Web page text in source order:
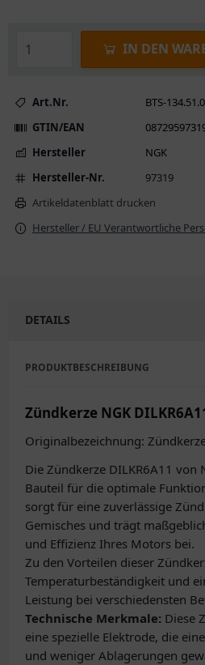
IN DEN
Art.Nr.
BTS-
GTIN/EAN
Hersteller
NGK
Hersteller-Nr.
97319
Artikeldatenblatt drucken
Hersteller / EU Verantwortliche
DETAILS
PRODUKTBESCHREIBUNG
Zündkerze NGK
Originalbezeichnung:
Die Zündkerze DILKR6A11 von
Bauteil für die optimale
sorgt für eine zuverlässige
Gemisches und trägt
und Effizienz Ihres Motors bei.
Zu den Vorteilen dieser
Temperaturbeständigkeit und
Leistung bei verschiedensten
Technische Merkmale: Diese
eine spezielle Elektrode, die
und weniger Ablagerungen